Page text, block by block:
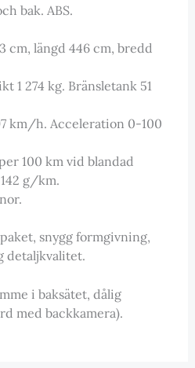
bak. ABS.
cm, längd 446 cm, bredd
1 274 kg. Bränsletank 51
km/h. Acceleration 0-100
100 km vid blandad
g/km.
snygg formgivning,
detaljkvalitet.
i baksätet, dålig
med backkamera).